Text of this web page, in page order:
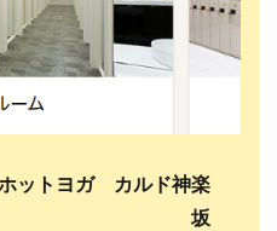
ットヨガ カルド神楽
坂